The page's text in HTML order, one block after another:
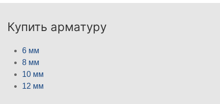
Купить арматуру
6 мм
8 мм
10 мм
12 мм